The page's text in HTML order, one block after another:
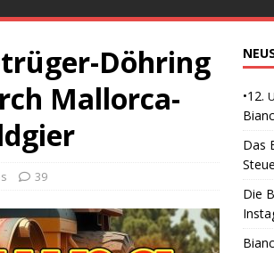
Döhring
Mallorca-
39
•12.
Das
Die